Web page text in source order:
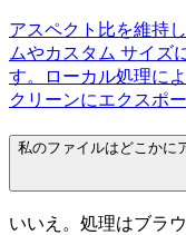
アスペクト比を維持
ムやカスタム サイズ
す。ローカル処理に
クリーンにエクスポ
私のファイルはどこかに
いいえ。処理はブラ